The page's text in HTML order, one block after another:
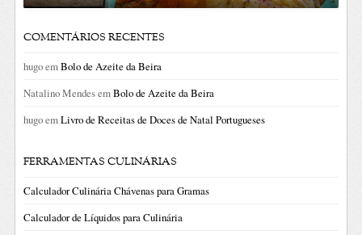
COMENTÁRIOS RECENTES
hugoemBolo de Azeite da Beira
Natalino MendesemBolo de Azeite da Beira
hugoemLivro de Receitas de Doces de Natal Portugueses
FERRAMENTAS CULINÁRIAS
Calculador Culinária Chávenas para Gramas
Calculador de Líquidos para Culinária